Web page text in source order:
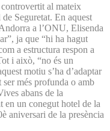
al mateix
Seguretat. En aquest
a l’ONU, Elisenda
ja que “hi ha hagut
a estructura respon a
i això, “no és un
motiu s’ha d’adaptar
més profunda o amb
abans de la
en un conegut hotel de la
aniversari de la presència